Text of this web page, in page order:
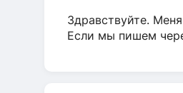
Здравствуйте.
Если мы пишем